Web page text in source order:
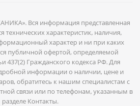
Вся информация представленная
технических характеристик, наличия,
характер и ни при каких
публичной офертой, определяемой
437(2) Гражданского кодекса РФ. Для
информации о наличии, цене и
обратитесь к нашим специалистам с
связи или по телефонам, указанным в
разделе Контакты.